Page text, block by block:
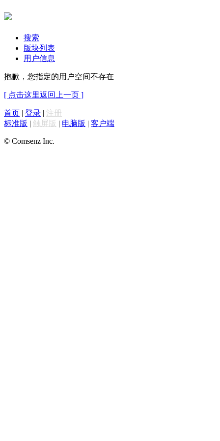
搜索
版块列表
用户信息
抱歉，您指定的用户空间不存在
[ 点击这里返回上一页 ]
首页 | 登录 | 注册
标准版 | 触屏版 | 电脑版 | 客户端
© Comsenz Inc.